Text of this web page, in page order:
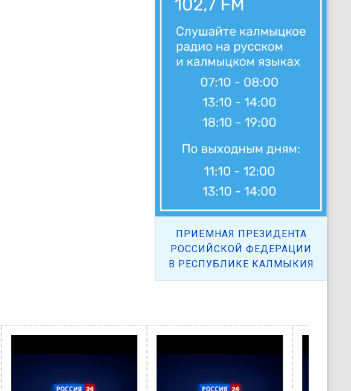
ПРИЁМНАЯ ПРЕЗИДЕНТА
РОССИЙСКОЙ ФЕДЕРАЦИИ
В РЕСПУБЛИКЕ КАЛМЫКИЯ